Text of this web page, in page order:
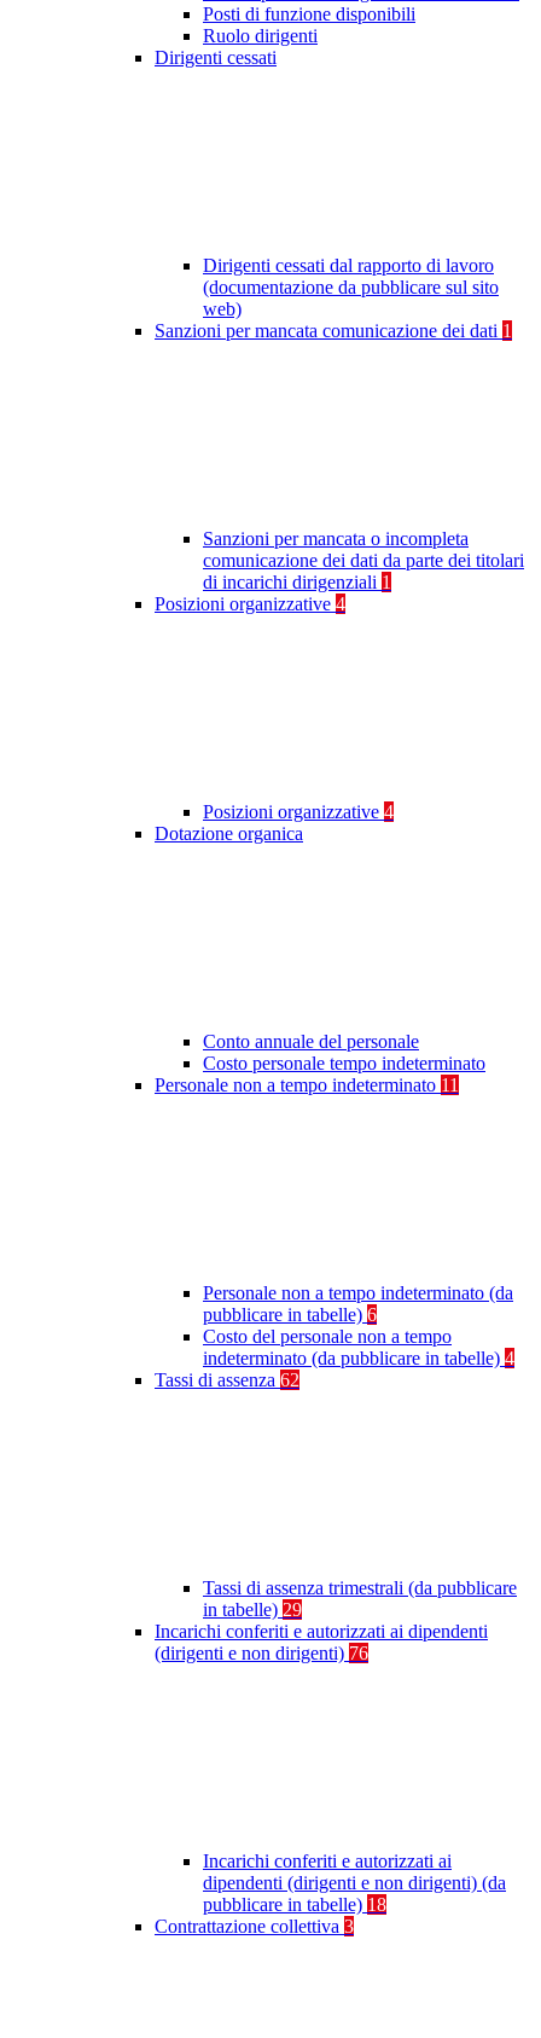
Posti di funzione disponibili
Ruolo dirigenti
Dirigenti cessati
Dirigenti cessati dal rapporto di lavoro
(documentazione da pubblicare sul sito
web)
Sanzioni per mancata comunicazione dei dati 1
Sanzioni per mancata o incompleta
comunicazione dei dati da parte dei titolari
di incarichi dirigenziali 1
Posizioni organizzative 4
Posizioni organizzative 4
Dotazione organica
Conto annuale del personale
Costo personale tempo indeterminato
Personale non a tempo indeterminato 11
Personale non a tempo indeterminato (da
pubblicare in tabelle) 6
Costo del personale non a tempo
indeterminato (da pubblicare in tabelle) 4
Tassi di assenza 62
Tassi di assenza trimestrali (da pubblicare
in tabelle) 29
Incarichi conferiti e autorizzati ai dipendenti
(dirigenti e non dirigenti) 76
Incarichi conferiti e autorizzati ai
dipendenti (dirigenti e non dirigenti) (da
pubblicare in tabelle) 18
Contrattazione collettiva 3